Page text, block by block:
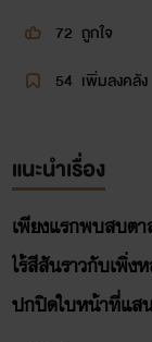
72 ถูกใจ
54 เพิ่มลงคลัง
แนะนำเรื่อง
เพียงแรกพบสบตา
ไร้สีสันราวกับเพิ่ง
ปกปิดใบหน้าที่แสน